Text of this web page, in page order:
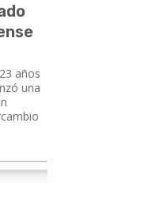
años
una